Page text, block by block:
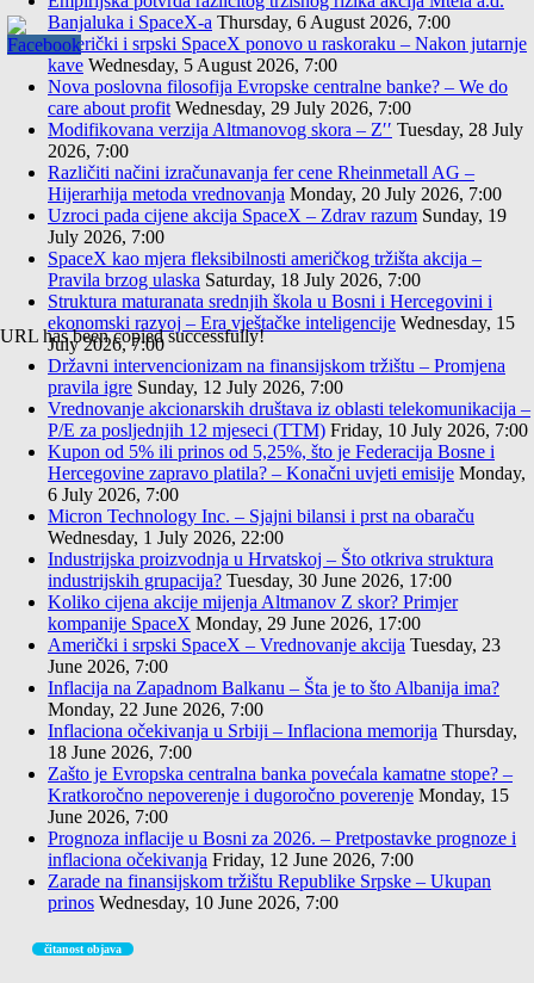
URL has been copied successfully!
Banjaluka i SpaceX-a Thursday, 6 August 2026, 7:00
Američki i srpski SpaceX ponovo u raskoraku – Nakon jutarnje
kave Wednesday, 5 August 2026, 7:00
Nova poslovna filosofija Evropske centralne banke? – We do
care about profit Wednesday, 29 July 2026, 7:00
Modifikovana verzija Altmanovog skora – Z′′ Tuesday, 28 July
2026, 7:00
Različiti načini izračunavanja fer cene Rheinmetall AG –
Hijerarhija metoda vrednovanja Monday, 20 July 2026, 7:00
Uzroci pada cijene akcija SpaceX – Zdrav razum Sunday, 19
July 2026, 7:00
SpaceX kao mjera fleksibilnosti američkog tržišta akcija –
Pravila brzog ulaska Saturday, 18 July 2026, 7:00
Struktura maturanata srednjih škola u Bosni i Hercegovini i
ekonomski razvoj – Era vještačke inteligencije Wednesday, 15
July 2026, 7:00
Državni intervencionizam na finansijskom tržištu – Promjena
pravila igre Sunday, 12 July 2026, 7:00
Vrednovanje akcionarskih društava iz oblasti telekomunikacija –
P/E za posljednjih 12 mjeseci (TTM) Friday, 10 July 2026, 7:00
Kupon od 5% ili prinos od 5,25%, što je Federacija Bosne i
Hercegovine zapravo platila? – Konačni uvjeti emisije Monday,
6 July 2026, 7:00
Micron Technology Inc. – Sjajni bilansi i prst na obaraču
Wednesday, 1 July 2026, 22:00
Industrijska proizvodnja u Hrvatskoj – Što otkriva struktura
industrijskih grupacija? Tuesday, 30 June 2026, 17:00
Koliko cijena akcije mijenja Altmanov Z skor? Primjer
kompanije SpaceX Monday, 29 June 2026, 17:00
Američki i srpski SpaceX – Vrednovanje akcija Tuesday, 23
June 2026, 7:00
Inflacija na Zapadnom Balkanu – Šta je to što Albanija ima?
Monday, 22 June 2026, 7:00
Inflaciona očekivanja u Srbiji – Inflaciona memorija Thursday,
18 June 2026, 7:00
Zašto je Evropska centralna banka povećala kamatne stope? –
Kratkoročno nepoverenje i dugoročno poverenje Monday, 15
June 2026, 7:00
Prognoza inflacije u Bosni za 2026. – Pretpostavke prognoze i
inflaciona očekivanja Friday, 12 June 2026, 7:00
Zarade na finansijskom tržištu Republike Srpske – Ukupan
prinos Wednesday, 10 June 2026, 7:00
čitanost objava